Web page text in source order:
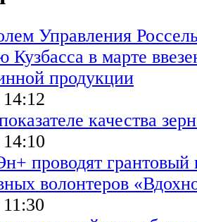
Управления
Кузбасса в марте
продукции
качества
проводят грантовый
волонтеров